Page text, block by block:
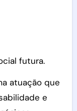
futura.
atuação que
e